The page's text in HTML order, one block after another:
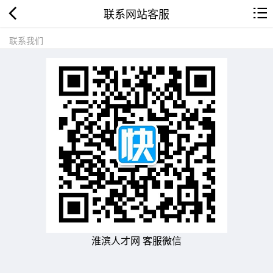
联系网站客服
联系我们
淮滨人才网 客服微信